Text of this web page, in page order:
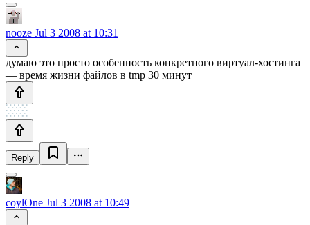
nooze Jul 3 2008 at 10:31
думаю это просто особенность конкретного виртуал-хостинга
— время жизни файлов в tmp 30 минут
Reply
coylOne Jul 3 2008 at 10:49